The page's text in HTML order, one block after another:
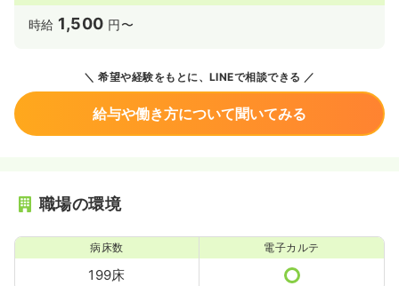
時給 1,500 円〜
希望や経験をもとに、LINEで相談できる
給与や働き方について聞いてみる
職場の環境
病床数
199床
電子カルテ